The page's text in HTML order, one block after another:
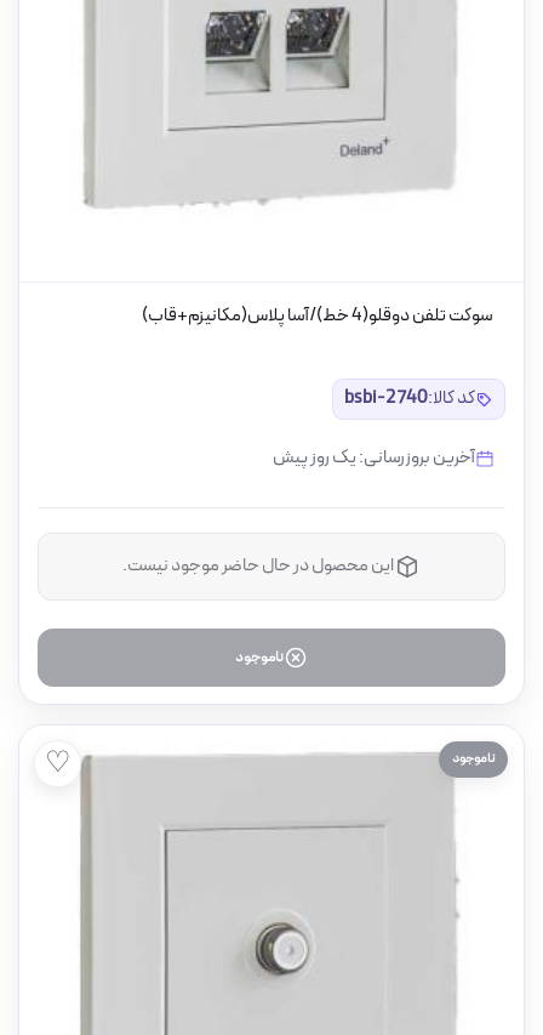
سوکت تلفن دوقلو(4 خط)/آسا پلاس(مکانیزم+قاب)
کد کالا:bsbi-2740
آخرین بروزرسانی: یک روز پیش
این محصول در حال حاضر موجود نیست.
ناموجود
ناموجود ♡